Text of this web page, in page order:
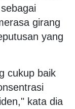
girang
yang
cukup baik
kata dia